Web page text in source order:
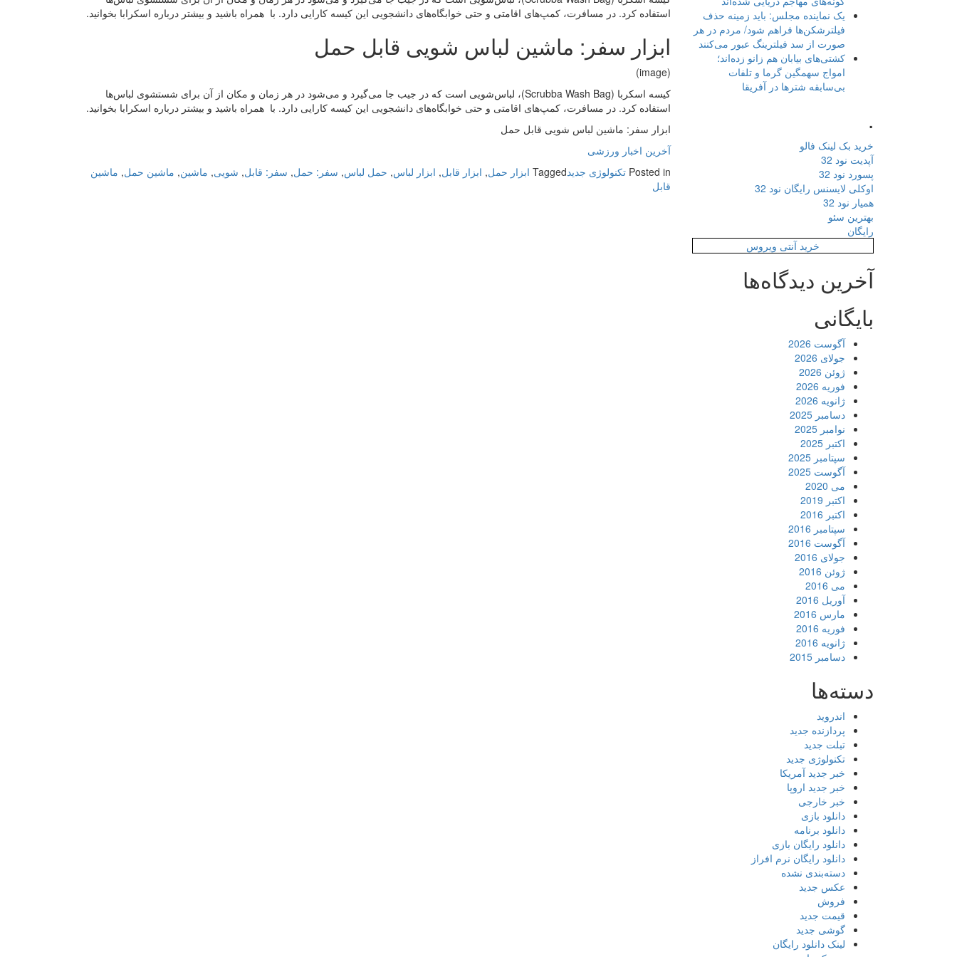
استفاده کرد. در مسافرت، کمپ‌های اقامتی و حتی خوابگاه‌‌های دانشجویی این کیسه کارایی دارد. با همراه باشید و بیشتر درباره اسکرابا بخوانید.
ابزار سفر: ماشین لباس‌ شویی قابل حمل
(image)
کیسه اسکربا (
Scrubba Wash Bag)، لباس‌شویی است که در جیب جا می‌گیرد و می‌شود در هر زمان و مکان از آن برای شستشوی لباس‌ها
استفاده کرد. در مسافرت، کمپ‌های اقامتی و حتی خوابگاه‌‌های دانشجویی این کیسه کارایی دارد. با همراه باشید و بیشتر درباره اسکرابا بخوانید.
ابزار سفر: ماشین لباس‌ شویی قابل حمل
آخرین اخبار ورزشی
Posted in تکنولوژی جدیدTagged ابزار حمل, ابزار قابل, ابزار لباس‌, حمل لباس‌, سفر: حمل, سفر: قابل, شویی, ماشین, ماشین حمل, ماشین
قابل
یک نماینده مجلس: باید زمینه حذف
فیلترشکن‌ها فراهم شود/ مردم در هر
صورت از سد فیلترینگ عبور می‌کنند
کشتی‌های بیابان هم زانو زده‌اند؛
امواج سهمگین گرما و تلفات
بی‌سابقه شترها در آفریقا
.
خرید بک لینک فالو
آپدیت نود 32
پسورد نود 32
اوکلی لایسنس رایگان نود 32
همیار نود 32
بهترین سئو
رایگان
خرید آنتی ویروس
آخرین دیدگاه‌ها
بایگانی
آگوست 2026
جولای 2026
ژوئن 2026
فوریه 2026
ژانویه 2026
دسامبر 2025
نوامبر 2025
اکتبر 2025
سپتامبر 2025
آگوست 2025
می 2020
اکتبر 2019
اکتبر 2016
سپتامبر 2016
آگوست 2016
جولای 2016
ژوئن 2016
می 2016
آوریل 2016
مارس 2016
فوریه 2016
ژانویه 2016
دسامبر 2015
دسته‌ها
اندروید
پردازنده جدید
تبلت جدید
تکنولوژی جدید
خبر جدید آمریکا
خبر جدید اروپا
خبر خارجی
دانلود بازی
دانلود برنامه
دانلود رایگان بازی
دانلود رایگان نرم افراز
دسته‌بندی نشده
عکس جدید
فروش
قیمت جدید
گوشی جدید
لینک دانلود رایگان